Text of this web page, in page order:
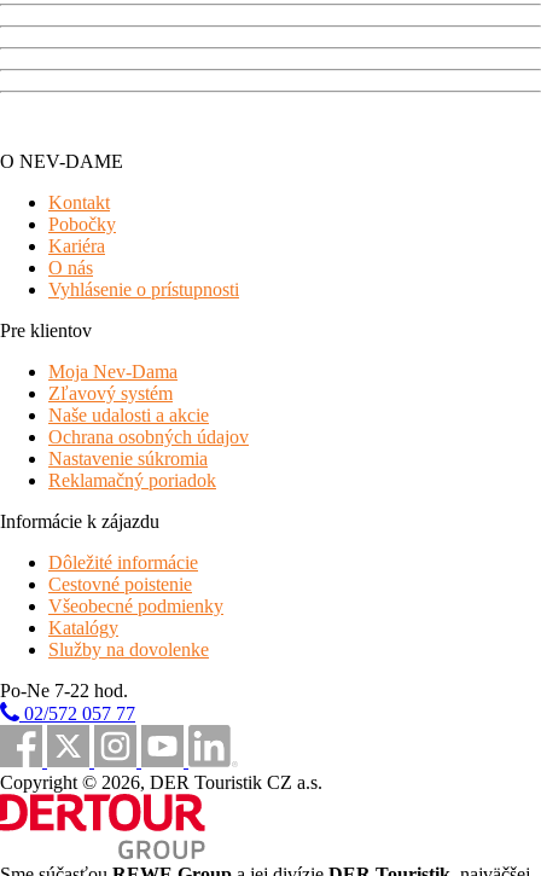
O NEV-DAME
Kontakt
Pobočky
Kariéra
O nás
Vyhlásenie o prístupnosti
Pre klientov
Moja Nev-Dama
Zľavový systém
Naše udalosti a akcie
Ochrana osobných údajov
Nastavenie súkromia
Reklamačný poriadok
Informácie k zájazdu
Dôležité informácie
Cestovné poistenie
Všeobecné podmienky
Katalógy
Služby na dovolenke
Po-Ne 7-22 hod.
02/572 057 77
Copyright © 2026, DER Touristik CZ a.s.